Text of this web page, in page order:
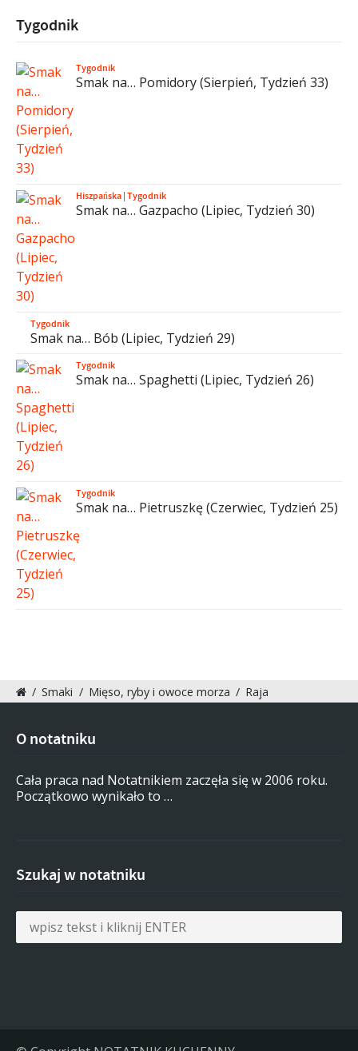
Tygodnik
Tygodnik
Smak na… Pomidory (Sierpień, Tydzień 33)
Hiszpańska|Tygodnik
Smak na… Gazpacho (Lipiec, Tydzień 30)
Tygodnik
Smak na… Bób (Lipiec, Tydzień 29)
Tygodnik
Smak na… Spaghetti (Lipiec, Tydzień 26)
Tygodnik
Smak na… Pietruszkę (Czerwiec, Tydzień 25)
/ Smaki / Mięso, ryby i owoce morza / Raja
O notatniku
Cała praca nad Notatnikiem zaczęła się w 2006 roku.
Początkowo wynikało to …
Szukaj w notatniku